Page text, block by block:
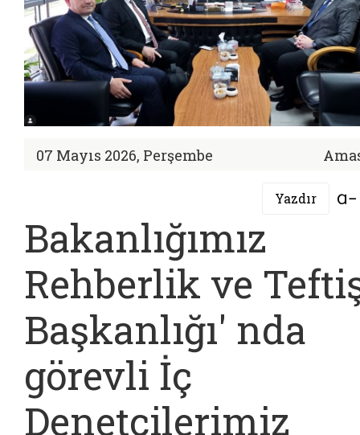
07 Mayıs 2026, Perşembe
Yazdır
Bakanlığımız
Rehberlik ve
Başkanlığı' nda
görevli İç
Denetçilerimiz